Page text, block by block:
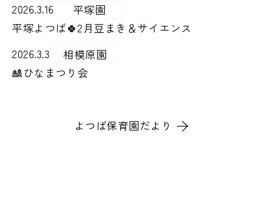
2026.3.16
平塚園
平塚よつば🍀2月豆まき＆サイエンス
2026.3.3
相模原園
🎎ひなまつり会
よつば保育園だより